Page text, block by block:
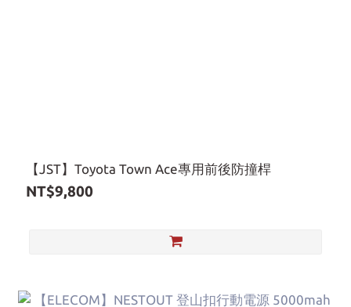
【JST】Toyota Town Ace專用前後防撞桿
NT$9,800